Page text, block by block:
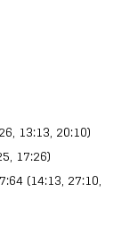
13:13, 20:10)
17:26)
(14:13, 27:10,